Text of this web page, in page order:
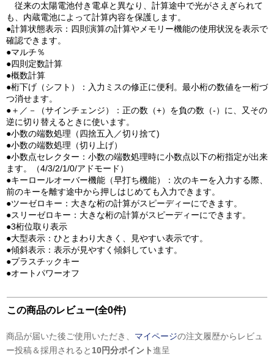
従来の太陽電池付き電卓と異なり、計算途中で光がさえぎられて
も、内蔵電池によって計算内容を保護します。
●計算状態表示：四則演算の計算やメモリー機能の使用状況を表示で
確認できます。
●マルチ％
●四則定数計算
●概数計算
●桁下げ（シフト）：入力ミスの修正に便利。最小桁の数値を一桁づ
つ消せます。
●＋／－（サインチェンジ）：正の数（+）を負の数（-）に、又その
逆に切り替えるときに使います。
●小数の端数処理（四捨五入／切り捨て)
●小数の端数処理（切り上げ）
●小数点セレクター：小数の端数処理時に小数点以下の桁指定が出来
ます。（4/3/2/1/0/アドモード）
●キーロールオーバー機能（早打ち機能）：次のキーを入力する際、
前のキーを離す途中から押しはじめても入力できます。
●ツーゼロキー：大きな桁の計算がスピーディーにできます。
●スリーゼロキー：大きな桁の計算がスピーディーにできます。
●3桁位取り表示
●大型表示：ひとまわり大きく、見やすい表示です。
●傾斜表示：表示が見やすく傾斜しています。
●プラスチックキー
●オートパワーオフ
この商品のレビュー(全0件)
商品が届いた後ご使用いただき、 マイページの注文履歴からレビュ
ー投稿＆採用されると 10円分ポイント進呈